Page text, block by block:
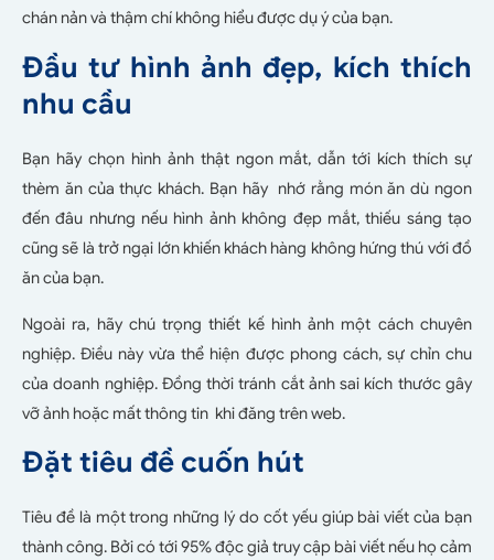
chán nản và thậm chí không hiểu được dụ ý của bạn.
Đầu tư hình ảnh đẹp, kích thích
nhu cầu
Bạn hãy chọn hình ảnh thật ngon mắt, dẫn tới kích thích sự
thèm ăn của thực khách. Bạn hãy nhớ rằng món ăn dù ngon
đến đâu nhưng nếu hình ảnh không đẹp mắt, thiếu sáng tạo
cũng sẽ là trở ngại lớn khiến khách hàng không hứng thú với đồ
ăn của bạn.
Ngoài ra, hãy chú trọng thiết kế hình ảnh một cách chuyên
nghiệp. Điều này vừa thể hiện được phong cách, sự chỉn chu
của doanh nghiệp. Đồng thời tránh cắt ảnh sai kích thước gây
vỡ ảnh hoặc mất thông tin khi đăng trên web.
Đặt tiêu đề cuốn hút
Tiêu đề là một trong những lý do cốt yếu giúp bài viết của bạn
thành công. Bởi có tới 95% độc giả truy cập bài viết nếu họ cảm